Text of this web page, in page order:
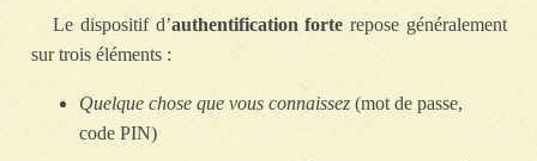
Le dispositif d’authentification forte repose généralement
sur trois éléments :
Quelque chose que vous connaissez (mot de passe,
code PIN)